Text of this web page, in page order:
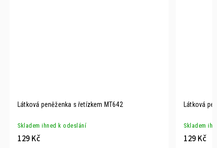
Látková peněženka s řetízkem MT642
Skladem ihned k odeslání
129 Kč
Látková
Skladem
129 Kč